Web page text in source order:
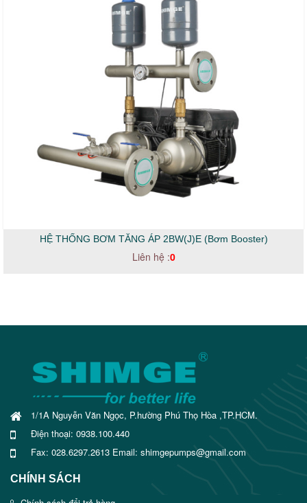
HỆ THỐNG BƠM TĂNG ÁP 2BW(J)E (Bơm Booster)
Liên hệ :0
1/1A Nguyễn Văn Ngọc, P.hường Phú Thọ Hòa ,TP.HCM.
Điện thoại: 0938.100.440
Fax: 028.6297.2613 Email: shimgepumps@gmail.com
CHÍNH SÁCH